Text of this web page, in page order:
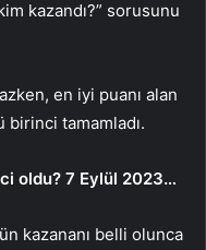
kazandı?” sorusunu
en iyi puanı alan
birinci tamamladı.
oldu? 7 Eylül 2023…
kazananı belli olunca